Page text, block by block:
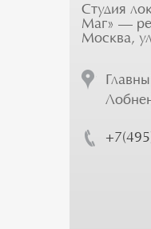
Студия
Маг» —
Москва,